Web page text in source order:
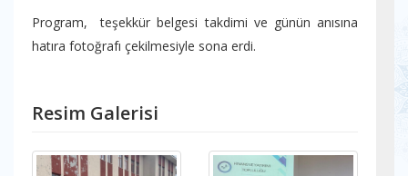
Program, teşekkür belgesi takdimi ve günün anısına
hatıra fotoğrafı çekilmesiyle sona erdi.
Resim Galerisi